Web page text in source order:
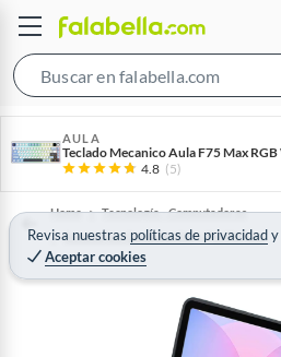
h
B
AULA
4.8 (5)
Revisa nuestras políticas de privacidady
Aceptar cookies
Home
Tecnología - Computadoras
Accesorios Computación y Periféricos